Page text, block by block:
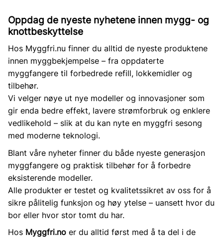
Oppdag de nyeste nyhetene innen mygg- og
knottbeskyttelse
Hos Myggfri.nu finner du alltid de nyeste produktene
innen myggbekjempelse – fra oppdaterte
myggfangere til forbedrede refill, lokkemidler og
tilbehør.
Vi velger nøye ut nye modeller og innovasjoner som
gir enda bedre effekt, lavere strømforbruk og enklere
vedlikehold – slik at du kan nyte en myggfri sesong
med moderne teknologi.
Blant våre nyheter finner du både nyeste generasjon
myggfangere og praktisk tilbehør for å forbedre
eksisterende modeller.
Alle produkter er testet og kvalitetssikret av oss for å
sikre pålitelig funksjon og høy ytelse – uansett hvor du
bor eller hvor stor tomt du har.
Hos Myggfri.no er du alltid først med å ta del i de